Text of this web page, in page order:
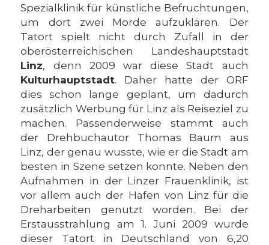
Spezialklinik für künstliche Befruchtungen,
um dort zwei Morde aufzuklären. Der
Tatort spielt nicht durch Zufall in der
oberösterreichischen Landeshauptstadt
Linz, denn 2009 war diese Stadt auch
Kulturhauptstadt. Daher hatte der ORF
dies schon lange geplant, um dadurch
zusätzlich Werbung für Linz als Reiseziel zu
machen. Passenderweise stammt auch
der Drehbuchautor Thomas Baum aus
Linz, der genau wusste, wie er die Stadt am
besten in Szene setzen konnte. Neben den
Aufnahmen in der Linzer Frauenklinik, ist
vor allem auch der Hafen von Linz für die
Dreharbeiten genutzt worden. Bei der
Erstausstrahlung am 1. Juni 2009 wurde
dieser Tatort in Deutschland von 6,20